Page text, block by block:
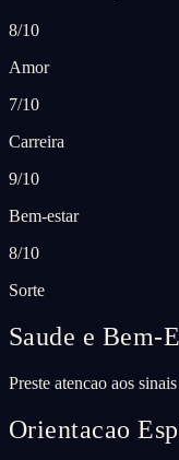
8/10
Amor
7/10
Carreira
9/10
Bem-estar
8/10
Sorte
Saude e Bem-
Preste atencao aos
Orientacao